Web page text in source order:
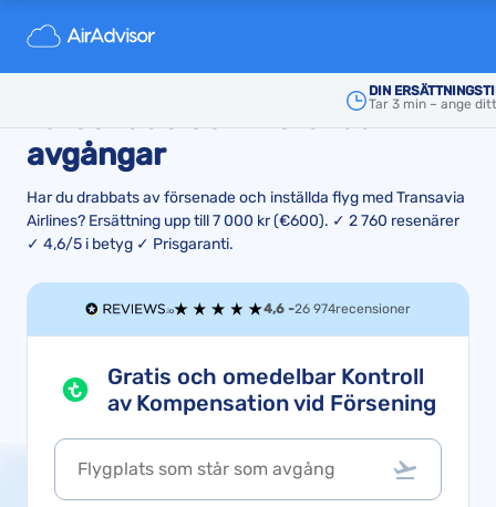
DIN
Tar 3 min – ange
Transavia Airlines: Din rätt till
ersättning i samband med
försenade och inställda
avgångar
Har du drabbats av försenade och inställda flyg med Transavia
Airlines? Ersättning upp till 7 000 kr (€600). ✓ 2 760 resenärer
✓ 4,6/5 i betyg ✓ Prisgaranti.
4,6 -26 974recensioner
Gratis och omedelbar Kontroll
av Kompensation vid Försening